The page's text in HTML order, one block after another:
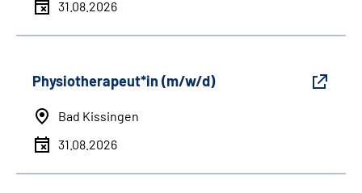
31.08.2026
Physiotherapeut*in (m/w/d)
Bad Kissingen
31.08.2026